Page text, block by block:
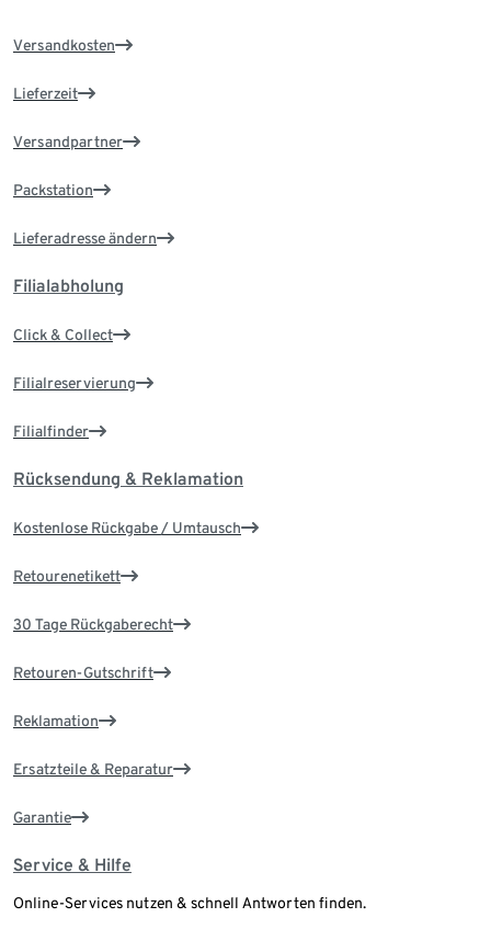
Versandkosten
Lieferzeit
Versandpartner
Packstation
Lieferadresse ändern
Filialabholung
Click & Collect
Filialreservierung
Filialfinder
Rücksendung & Reklamation
Kostenlose Rückgabe / Umtausch
Retourenetikett
30 Tage Rückgaberecht
Retouren-Gutschrift
Reklamation
Ersatzteile & Reparatur
Garantie
Service & Hilfe
Online-Services nutzen & schnell Antworten finden.